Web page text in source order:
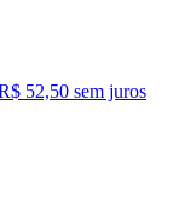
52,50 sem juros